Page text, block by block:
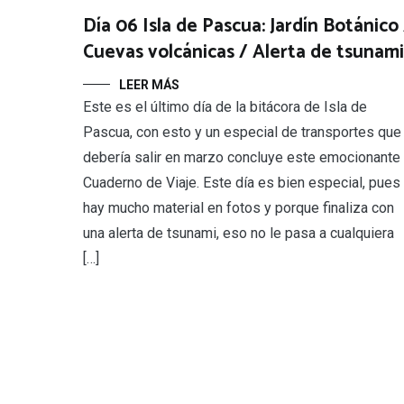
Día 06 Isla de Pascua: Jardín
Cuevas volcánicas / Alerta de tsunami
LEER MÁS
Este es el último día de la bitácora de Isla de
Pascua, con esto y un especial de transportes que
debería salir en marzo concluye este emocionante
Cuaderno de Viaje. Este día es bien especial, pues
hay mucho material en fotos y porque finaliza con
una alerta de tsunami, eso no le pasa a cualquiera
[…]